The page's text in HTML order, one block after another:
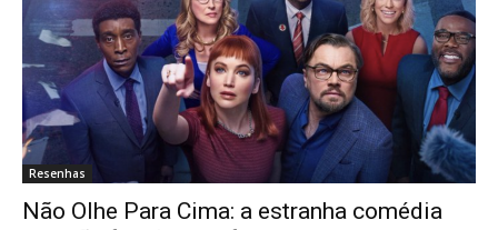
Resenhas
Não Olhe Para Cima: a estranha comédia